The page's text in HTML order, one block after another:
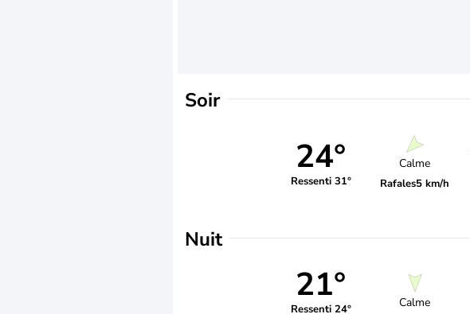
Soir
24°
Ressenti 31°
Calme
Rafales5 km/h
Nuit
21°
Ressenti 24° Calme